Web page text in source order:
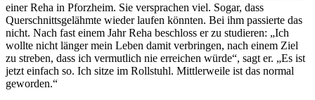
einer Reha in Pforzheim. Sie versprachen viel. Sogar, dass
Querschnittsgelähmte wieder laufen könnten. Bei ihm passierte das
nicht. Nach fast einem Jahr Reha beschloss er zu studieren: „Ich
wollte nicht länger mein Leben damit verbringen, nach einem Ziel
zu streben, dass ich vermutlich nie erreichen würde“, sagt er. „Es ist
jetzt einfach so. Ich sitze im Rollstuhl. Mittlerweile ist das normal
geworden.“